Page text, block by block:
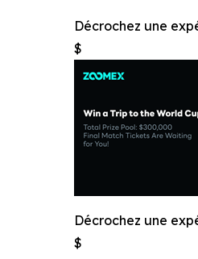
Décrochez une
$
Décrochez une
$